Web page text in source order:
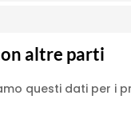
altre parti
questi dati per i